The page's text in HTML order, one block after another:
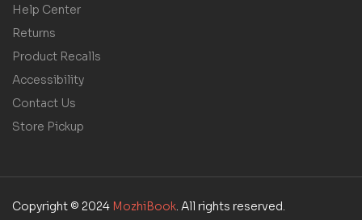
Help Center
Returns
Product Recalls
Accessibility
Contact Us
Store Pickup
Copyright © 2024 MozhiBook. All rights reserved.